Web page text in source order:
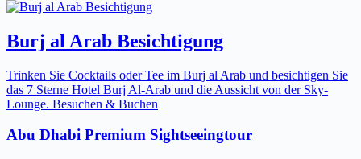
Burj al Arab Besichtigung
Trinken Sie Cocktails oder Tee im Burj al Arab und besichtigen Sie
das 7 Sterne Hotel Burj Al-Arab und die Aussicht von der Sky-
Lounge. Besuchen & Buchen
Abu Dhabi Premium Sightseeingtour